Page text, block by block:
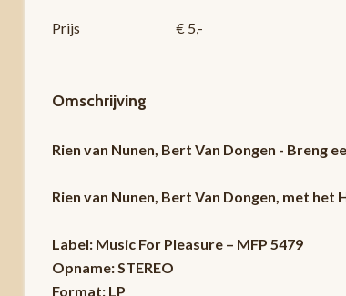
Prijs € 5,-
Omschrijving
Rien van Nunen, Bert Van Dongen - Breng
Rien van Nunen, Bert Van Dongen, met
Label: Music For Pleasure – MFP 5479
Opname: STEREO
Format: LP